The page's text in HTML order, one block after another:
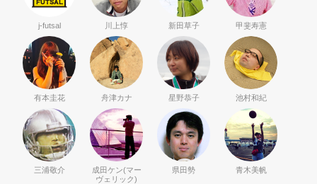
j-futsal 川上惇 新田草子 甲斐寿憲
有本圭花 舟津カナ 星野恭子 池村和紀
三浦敬介
成田ケン(マー
ヴェリック)
県田勢 青木美帆